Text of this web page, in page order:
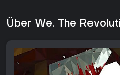
Über We. The